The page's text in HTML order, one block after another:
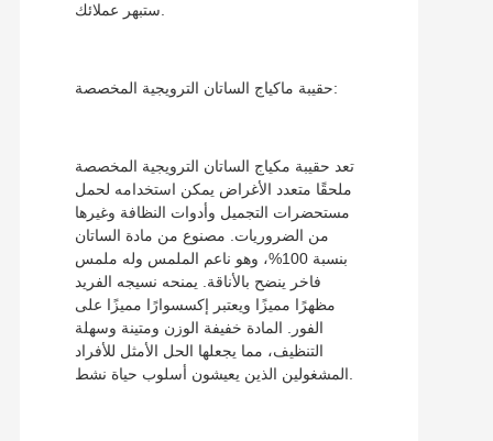
حقيبة ماكياج الساتان الترويجية المخصصة:
تعد حقيبة مكياج الساتان الترويجية المخصصة
ملحقًا متعدد الأغراض يمكن استخدامه لحمل
مستحضرات التجميل وأدوات النظافة وغيرها
من الضروريات. مصنوع من مادة الساتان
بنسبة 100%، وهو ناعم الملمس وله ملمس
فاخر ينضح بالأناقة. يمنحه نسيجه الفريد
مظهرًا مميزًا ويعتبر إكسسوارًا مميزًا على
الفور. المادة خفيفة الوزن ومتينة وسهلة
التنظيف، مما يجعلها الحل الأمثل للأفراد